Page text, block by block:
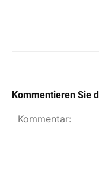
Kommentieren Sie